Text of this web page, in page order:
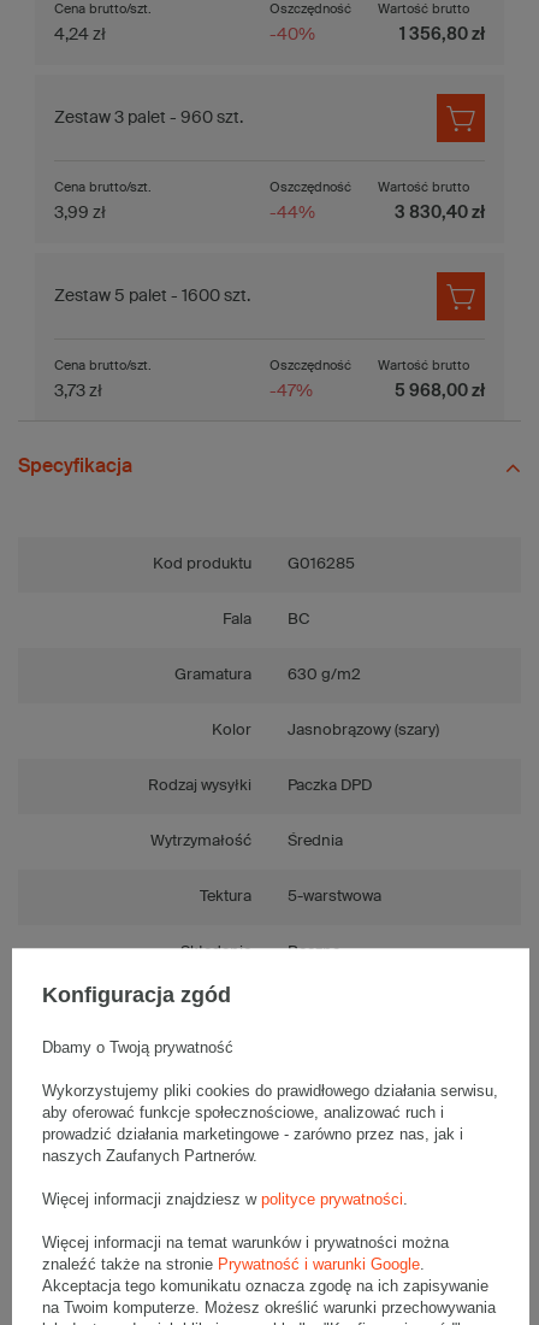
Oszczędność
-40%
Cena brutto/szt.
4,24 zł
Wartość brutto
1 356,80 zł
Zestaw 3 palet - 960 szt.
Oszczędność
-44%
Cena brutto/szt.
3,99 zł
Wartość brutto
3 830,40 zł
Zestaw 5 palet - 1600 szt.
Oszczędność
-47%
Cena brutto/szt.
3,73 zł
Wartość brutto
5 968,00 zł
Specyfikacja
Kod produktu G016285
Fala BC
Gramatura 630 g/m2
Kolor Jasnobrązowy (szary)
Rodzaj wysyłki Paczka DPD
Wytrzymałość Średnia
Tektura 5-warstwowa
Składanie Ręczne
Numer FEFCO
Opis produktu
Wymiary zewnętrzne: 1200x200x200mm (długość x szerokość x
wysokość)
Opakowanie wykonane jest z tektury falistej 5-warstwowej, fala BC
630 g/m2
Konfiguracja zgód
Dbamy o Twoją prywatność
Wykorzystujemy pliki cookies do prawidłowego działania serwisu,
aby oferować funkcje społecznościowe, analizować ruch i
prowadzić działania marketingowe - zarówno przez nas, jak i
naszych Zaufanych Partnerów.
Więcej informacji znajdziesz w polityce prywatności
Więcej informacji na temat warunków i prywatności można
znaleźć także na stronie Prywatność i warunki Google
Akceptacja tego komunikatu oznacza zgodę na ich zapisywanie
na Twoim komputerze. Możesz określić warunki przechowywania